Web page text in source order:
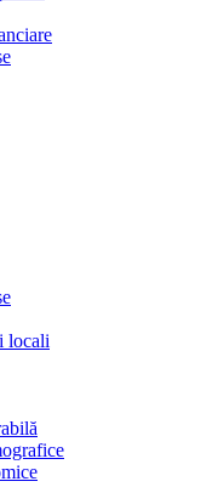
locali